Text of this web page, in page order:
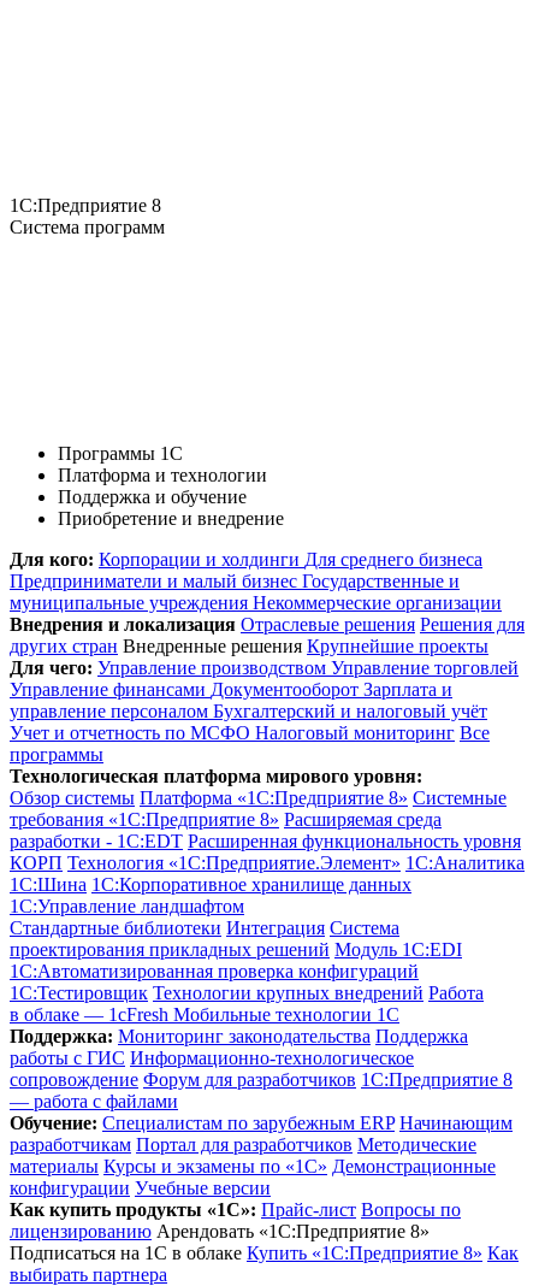
1С:Предприятие 8
Система программ
Программы 1С
Платформа и технологии
Поддержка и обучение
Приобретение и внедрение
Для кого: Корпорации и холдинги Для среднего бизнеса
Предприниматели и малый бизнес Государственные и
муниципальные учреждения Некоммерческие организации
Внедрения и локализация Отраслевые решения Решения для
других стран Внедренные решения Крупнейшие проекты
Для чего: Управление производством Управление торговлей
Управление финансами Документооборот Зарплата и
управление персоналом Бухгалтерский и налоговый учёт
Учет и отчетность по МСФО Налоговый мониторинг Все
программы
Технологическая платформа мирового уровня:
Обзор системы Платформа «1С:Предприятие 8» Системные
требования «1С:Предприятие 8» Расширяемая среда
разработки - 1C:EDT Расширенная функциональность уровня
КОРП Технология «1С:Предприятие.Элемент» 1C:Аналитика
1С:Шина 1С:Корпоративное хранилище данных
1С:Управление ландшафтом
Стандартные библиотеки Интеграция Система
проектирования прикладных решений Модуль 1C:EDI
1С:Автоматизированная проверка конфигураций
1С:Тестировщик Технологии крупных внедрений Работа
в облаке — 1cFresh Мобильные технологии 1С
Поддержка: Мониторинг законодательства Поддержка
работы с ГИС Информационно-технологическое
сопровождение Форум для разработчиков 1С:Предприятие 8
— работа с файлами
Обучение: Cпециалистам по зарубежным ERP Начинающим
разработчикам Портал для разработчиков Методические
материалы Курсы и экзамены по «1С» Демонстрационные
конфигурации Учебные версии
Как купить продукты «1С»: Прайс-лист Вопросы по
лицензированию Арендовать «1С:Предприятие 8»
Подписаться на 1С в облаке Купить «1С:Предприятие 8» Как
выбирать партнера